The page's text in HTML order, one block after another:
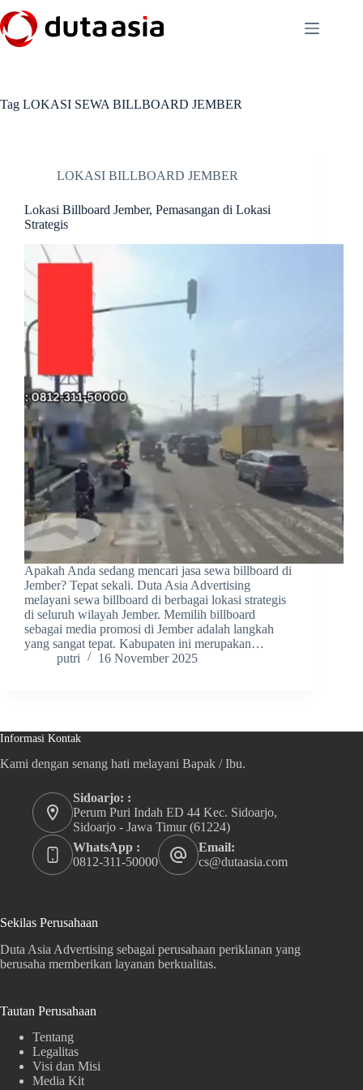
to
content
Tag LOKASI SEWA BILLBOARD JEMBER
LOKASI BILLBOARD JEMBER
Lokasi Billboard Jember, Pemasangan di Lokasi
Strategis
Apakah Anda sedang mencari jasa sewa billboard di
Jember? Tepat sekali. Duta Asia Advertising
melayani sewa billboard di berbagai lokasi strategis
di seluruh wilayah Jember. Memilih billboard
sebagai media promosi di Jember adalah langkah
yang sangat tepat. Kabupaten ini merupakan…
putri
16 November 2025
Informasi Kontak
Kami dengan senang hati melayani Bapak / Ibu.
Sidoarjo: :
Perum Puri Indah ED 44 Kec. Sidoarjo,
Sidoarjo - Jawa Timur (61224)
WhatsApp :
0812-311-50000
Email:
cs@dutaasia.com
Sekilas Perusahaan
Duta Asia Advertising sebagai perusahaan periklanan yang
berusaha memberikan layanan berkualitas.
Tautan Perusahaan
Tentang
Legalitas
Visi dan Misi
Media Kit